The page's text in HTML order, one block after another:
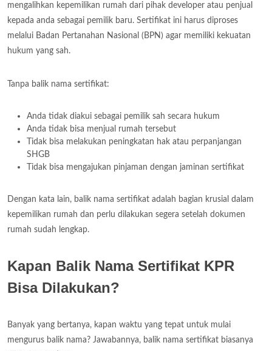
mengalihkan kepemilikan rumah dari pihak developer atau penjual
kepada anda sebagai pemilik baru. Sertifikat ini harus diproses
melalui Badan Pertanahan Nasional (BPN) agar memiliki kekuatan
hukum yang sah.
Tanpa balik nama sertifikat:
Anda tidak diakui sebagai pemilik sah secara hukum
Anda tidak bisa menjual rumah tersebut
Tidak bisa melakukan peningkatan hak atau perpanjangan
SHGB
Tidak bisa mengajukan pinjaman dengan jaminan sertifikat
Dengan kata lain, balik nama sertifikat adalah bagian krusial dalam
kepemilikan rumah dan perlu dilakukan segera setelah dokumen
rumah sudah lengkap.
Kapan Balik Nama Sertifikat KPR
Bisa Dilakukan?
Banyak yang bertanya, kapan waktu yang tepat untuk mulai
mengurus balik nama? Jawabannya, balik nama sertifikat biasanya